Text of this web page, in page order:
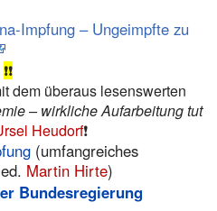
Impfung – Ungeimpfte zu
❗❗
dem überaus lesenswerten
– wirkliche Aufarbeitung tut
Heudorf❗️
(umfangreiches
Martin Hirte)
Bundesregierung